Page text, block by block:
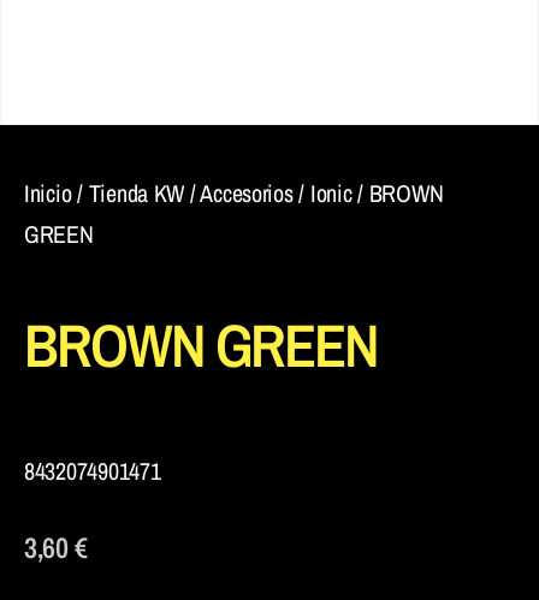
Inicio/Tienda KW/Accesorios/ Ionic/ BROWN
GREEN
BROWN GREEN
8432074901471
3,60€